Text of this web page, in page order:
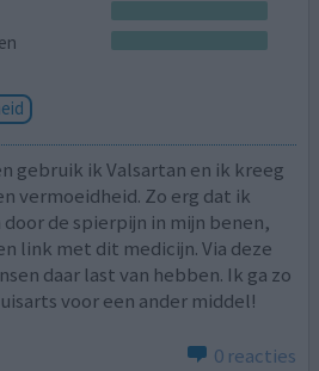
gebruik ik Valsartan en ik kreeg
vermoeidheid. Zo erg dat ik
de spierpijn in mijn benen,
link met dit medicijn. Via deze
daar last van hebben. Ik ga zo
voor een ander middel!
0 reacties